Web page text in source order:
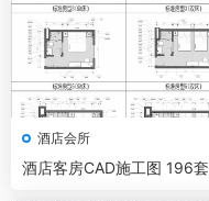
酒店会所
酒店客房CAD施工图 196套